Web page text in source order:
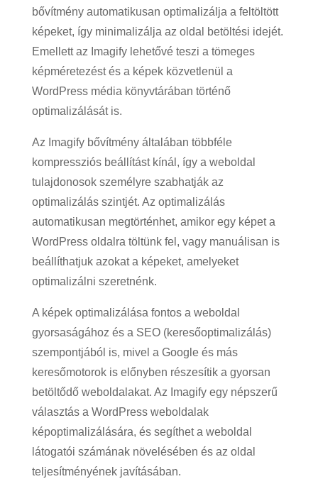
bővítmény automatikusan optimalizálja a feltöltött
képeket, így minimalizálja az oldal betöltési idejét.
Emellett az Imagify lehetővé teszi a tömeges
képméretezést és a képek közvetlenül a
WordPress média könyvtárában történő
optimalizálását is.
Az Imagify bővítmény általában többféle
kompressziós beállítást kínál, így a weboldal
tulajdonosok személyre szabhatják az
optimalizálás szintjét. Az optimalizálás
automatikusan megtörténhet, amikor egy képet a
WordPress oldalra töltünk fel, vagy manuálisan is
beállíthatjuk azokat a képeket, amelyeket
optimalizálni szeretnénk.
A képek optimalizálása fontos a weboldal
gyorsaságához és a SEO (keresőoptimalizálás)
szempontjából is, mivel a Google és más
keresőmotorok is előnyben részesítik a gyorsan
betöltődő weboldalakat. Az Imagify egy népszerű
választás a WordPress weboldalak
képoptimalizálására, és segíthet a weboldal
látogatói számának növelésében és az oldal
teljesítményének javításában.